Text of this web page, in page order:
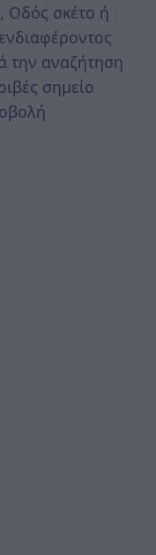
Οδός σκέτο ή
την αναζήτηση
σημείο